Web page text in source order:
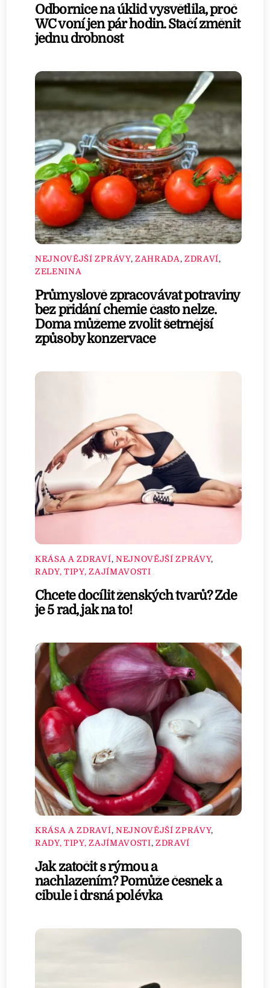
Odbornice na úklid vysvětlila, proč
WC voní jen pár hodin. Stačí změnit
jednu drobnost
NEJNOVĚJŠÍ ZPRÁVY, ZAHRADA, ZDRAVÍ,
ZELENINA
Průmyslově zpracovávat potraviny
bez přidání chemie často nelze.
Doma můžeme zvolit šetrnější
způsoby konzervace
KRÁSA A ZDRAVÍ, NEJNOVĚJŠÍ ZPRÁVY,
RADY, TIPY, ZAJÍMAVOSTI
Chcete docílit ženských tvarů? Zde
je 5 rad, jak na to!
KRÁSA A ZDRAVÍ, NEJNOVĚJŠÍ ZPRÁVY,
RADY, TIPY, ZAJÍMAVOSTI, ZDRAVÍ
Jak zatočit s rýmou a
nachlazením? Pomůže česnek a
cibule i drsná polévka